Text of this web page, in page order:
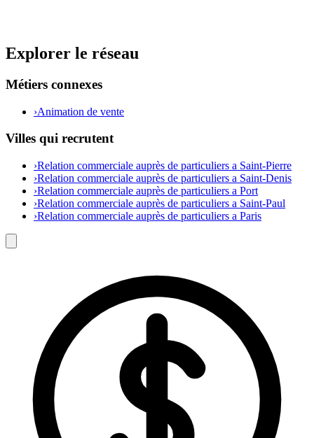
Explorer le réseau
Métiers connexes
›Animation de vente
Villes qui recrutent
›Relation commerciale auprès de particuliers a Saint-Pierre
›Relation commerciale auprès de particuliers a Saint-Denis
›Relation commerciale auprès de particuliers a Port
›Relation commerciale auprès de particuliers a Saint-Paul
›Relation commerciale auprès de particuliers a Paris